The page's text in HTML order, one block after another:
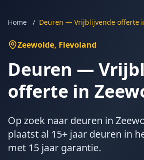
Home / Deuren — Vrijblijvende offerte
Zeewolde, Flevoland
Deuren —
offerte in
Op zoek naar deuren in
plaatst al 15+ jaar deuren in
met 15 jaar garantie.